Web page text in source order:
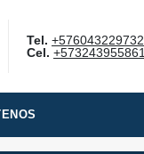
Tel. +576043229732
Cel. +573243955861